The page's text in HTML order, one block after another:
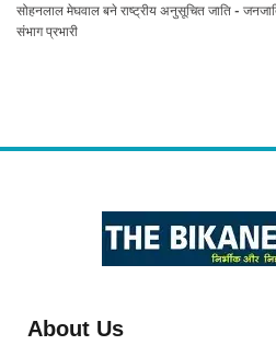
सोहनलाल मेघवाल बने राष्ट्रीय अनुसूचित जाति -
संभाग प्रभारी
About Us